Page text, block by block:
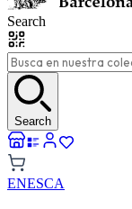
Search
Search
ENESCA